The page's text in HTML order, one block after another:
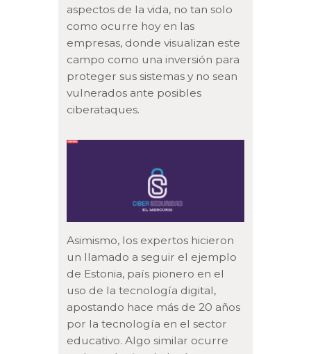
aspectos de la vida, no tan solo
como ocurre hoy en las
empresas, donde visualizan este
campo como una inversión para
proteger sus sistemas y no sean
vulnerados ante posibles
ciberataques.
Asimismo, los expertos hicieron
un llamado a seguir el ejemplo
de Estonia, país pionero en el
uso de la tecnología digital,
apostando hace más de 20 años
por la tecnología en el sector
educativo. Algo similar ocurre